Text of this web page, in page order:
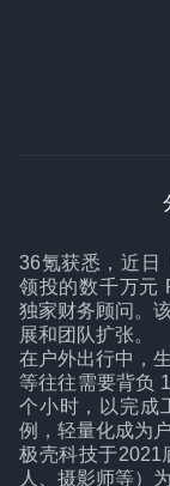
36氪获悉，近日
领投的数千万元
独家财务顾问。
展和团队扩张。
在户外出行中，
等往往需要背负
个小时，以完成
例，轻量化成为
极壳科技于2021
人、摄影师等）